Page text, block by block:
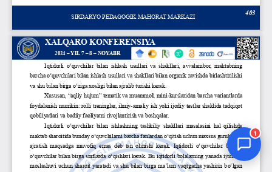
1
Jurnal Yordamchisi
Onlayn